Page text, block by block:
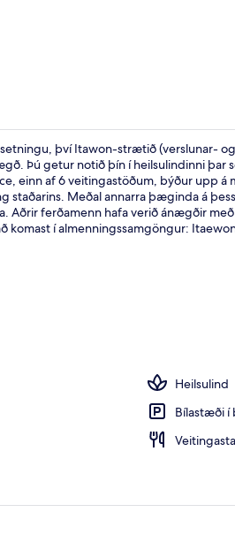
því Itawon-strætið (verslunar-
Þú getur notið þín í heilsulindinni þar
einn af 6 veitingastöðum, býður upp
staðarins. Meðal annarra þæginda á
Aðrir ferðamenn hafa verið ánægðir
komast í almenningssamgöngur:
Heilsulind
Bílastæði í